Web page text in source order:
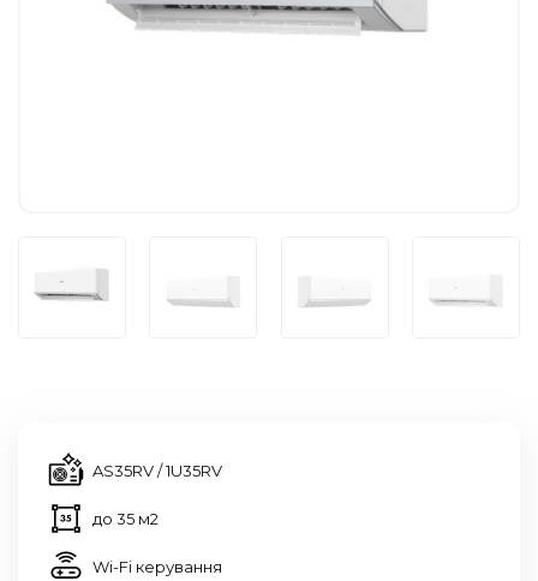
AS35RV / 1U35RV
до 35 м2
Wi-Fi керування